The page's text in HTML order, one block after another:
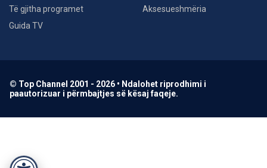
Të gjitha programet
Guida TV
Aksesueshmëria
© Top Channel 2001 - 2026 • Ndalohet riprodhimi i
paautorizuar i përmbajtjes së kësaj faqeje.